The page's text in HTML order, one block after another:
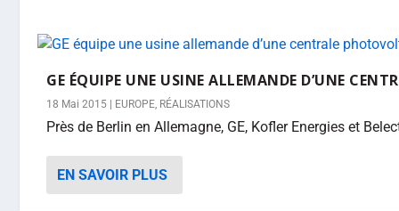
GE ÉQUIPE UNE USINE ALLEMANDE D’UNE
18 Mai 2015 EUROPE, RÉALISATIONS
Près de Berlin en Allemagne, GE, Kofler Energies et
EN SAVOIR PLUS